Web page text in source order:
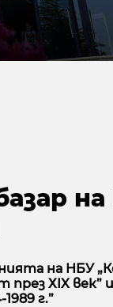
на
на НБУ
през ХIX
г.”